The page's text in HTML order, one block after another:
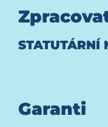
STATUTÁRNÍ
Garanti